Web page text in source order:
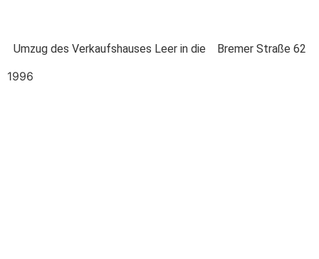
Umzug des Verkaufshauses Leer in die Bremer Straße 62
1996